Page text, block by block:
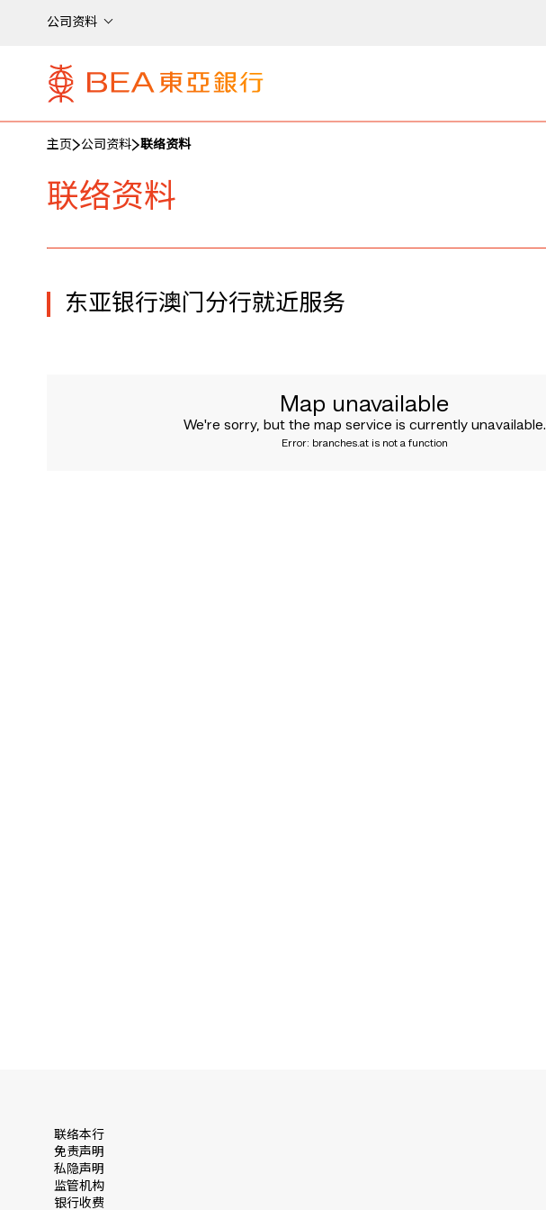
公司资料
主页 公司资料 联络资料
联络资料
东亚银行澳门分行就近服务
Map unavailable
We're sorry, but the map service is currently unavailable.
Error: branches.at is not a function
联络本行
免责声明
私隐声明
监管机构
银行收费